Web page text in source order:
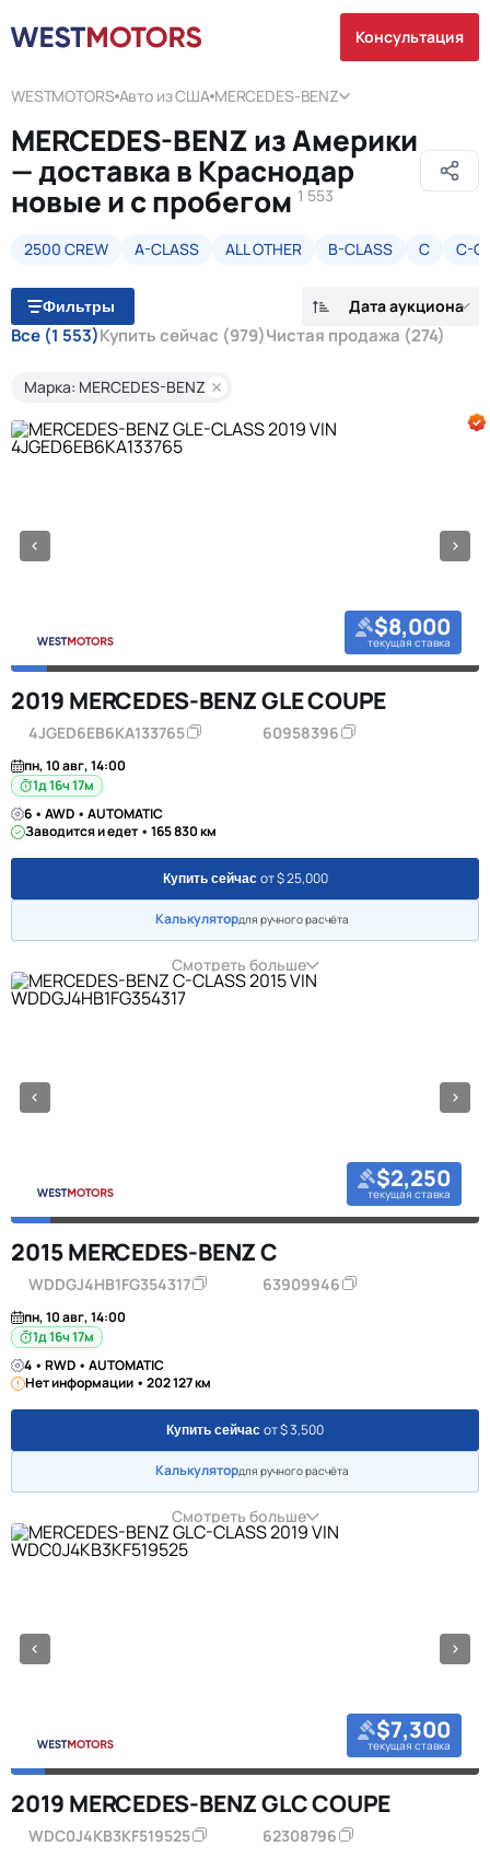
Консультация
WESTMOTORS Авто из США MERCEDES-BENZ
MERCEDES-BENZ из Америки
— доставка в Краснодар
новые и с пробегом 1 553
2500 CREW A-CLASS ALL OTHER B-CLASS C C-
Фильтры Дата аукциона
Все (1 553)Купить сейчас (979)Чистая продажа (274)
Марка: MERCEDES-BENZ
$8,000
текущая ставка
2019 MERCEDES-BENZ GLE COUPE
4JGED6EB6KA133765 60958396
пн, 10 авг, 14:00
1д 16ч 17м
6 • AWD • AUTOMATIC
Заводится и едет • 165 830 км
Купить сейчас от $ 25,000
Калькулятордля ручного расчёта
Смотреть больше
$2,250
текущая ставка
2015 MERCEDES-BENZ C
WDDGJ4HB1FG354317 63909946
пн, 10 авг, 14:00
1д 16ч 17м
4 • RWD • AUTOMATIC
Нет информации • 202 127 км
Купить сейчас от $ 3,500
Калькулятордля ручного расчёта
Смотреть больше
$7,300
текущая ставка
2019 MERCEDES-BENZ GLC COUPE
WDC0J4KB3KF519525 62308796